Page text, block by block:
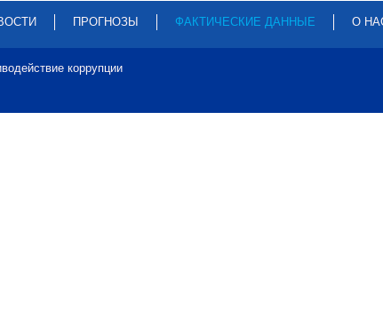
ПРОГНОЗЫ ФАКТИЧЕСКИЕ ДАННЫЕ О
коррупции